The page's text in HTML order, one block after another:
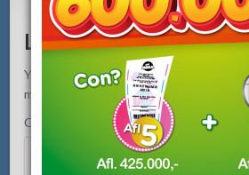
Leave a Reply
Your email address will not be published.
marked
Comment